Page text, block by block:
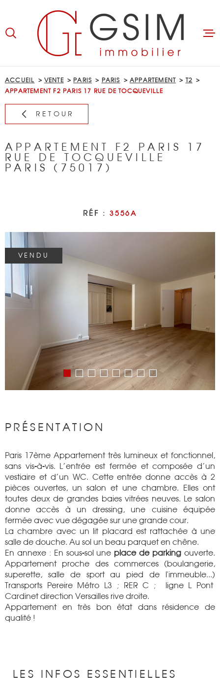
recherche
menu
principal
contenu
ACCUEIL
CONTACT
ACCUEIL VENTE PARIS PARIS APPARTEMENT
T2
APPARTEMENT F2 PARIS 17 RUE DE TOCQUEVILLE
RETOUR
APPARTEMENT F2 PARIS 17
RUE DE TOCQUEVILLE
PARIS (75017)
RÉF : 3556A
VENDU
PRÉSENTATION
Paris 17ème Appartement très lumineux et fonctionnel,
sans vis-à-vis. L’entrée est fermée et composée d’un
vestiaire et d’un WC. Cette entrée donne accès à 2
pièces ouvertes, un salon et une chambre. Elles ont
toutes deux de grandes baies vitrées neuves. Le salon
donne accès à un dressing, une cuisine équipée
fermée avec vue dégagée sur une grande cour.
La chambre avec un lit placard est rattachée à une
salle de douche. Au sol un beau parquet en chêne.
En annexe : En sous-sol une place de parking ouverte.
Appartement proche des commerces (boulangerie,
superette, salle de sport au pied de l'immeuble...)
Transports Pereire Métro L3 ; RER C ; ligne L Pont
Cardinet direction Versailles rive droite.
Appartement en très bon état dans résidence de
qualité !
LES INFOS ESSENTIELLES